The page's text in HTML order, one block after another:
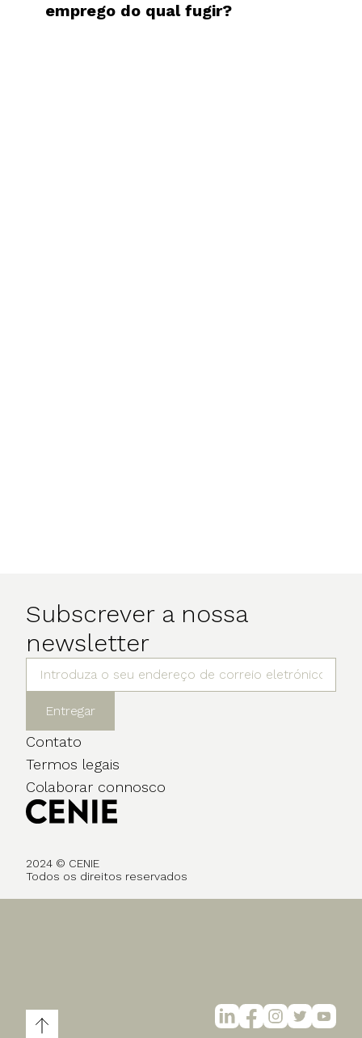
emprego do qual fugir?
Subscrever a nossa
newsletter
Entregar
Contato
Termos legais
Colaborar connosco
2024 © CENIE
Todos os direitos reservados